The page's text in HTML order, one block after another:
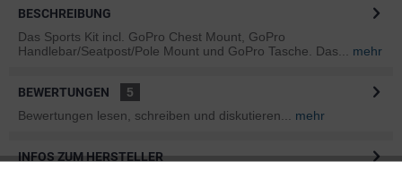
BESCHREIBUNG
Das Sports Kit incl. GoPro Chest Mount, GoPro
Handlebar/Seatpost/Pole Mount und GoPro Tasche. Das...
mehr
BEWERTUNGEN
5
Bewertungen lesen, schreiben und diskutieren...
mehr
INFOS ZUM HERSTELLER